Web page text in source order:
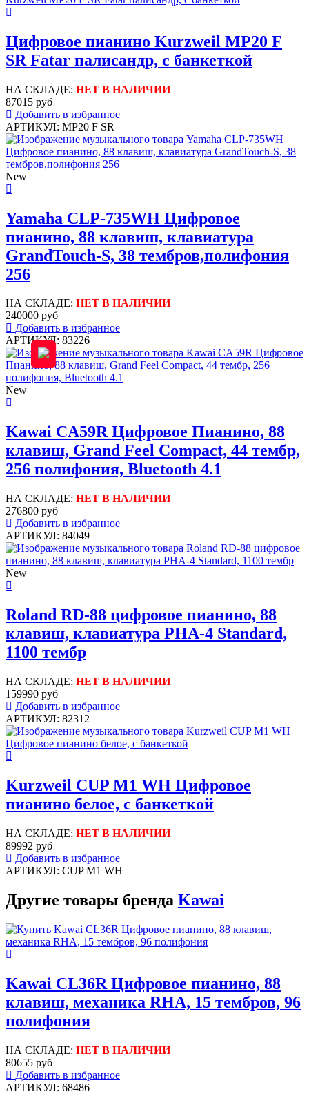
Цифровое пианино Kurzweil MP20 F
SR Fatar палисандр, с банкеткой
НА СКЛАДЕ: НЕТ В НАЛИЧИИ
87015 руб
Добавить в избранное
АРТИКУЛ: MP20 F SR
New
Yamaha CLP-735WH Цифровое
пианино, 88 клавиш, клавиатура
GrandTouch-S, 38 тембров,полифония
256
НА СКЛАДЕ: НЕТ В НАЛИЧИИ
240000 руб
Добавить в избранное
АРТИКУЛ: 83226
New
Kawai CA59R Цифровое Пианино, 88
клавиш, Grand Feel Compact, 44 тембр,
256 полифония, Bluetooth 4.1
НА СКЛАДЕ: НЕТ В НАЛИЧИИ
276800 руб
Добавить в избранное
АРТИКУЛ: 84049
New
Roland RD-88 цифровое пианино, 88
клавиш, клавиатура PHA-4 Standard,
1100 тембр
НА СКЛАДЕ: НЕТ В НАЛИЧИИ
159990 руб
Добавить в избранное
АРТИКУЛ: 82312
Kurzweil CUP M1 WH Цифровое
пианино белое, с банкеткой
НА СКЛАДЕ: НЕТ В НАЛИЧИИ
89992 руб
Добавить в избранное
АРТИКУЛ: CUP M1 WH
Другие товары бренда Kawai
Kawai CL36R Цифровое пианино, 88
клавиш, механика RHA, 15 тембров, 96
полифония
НА СКЛАДЕ: НЕТ В НАЛИЧИИ
80655 руб
Добавить в избранное
АРТИКУЛ: 68486